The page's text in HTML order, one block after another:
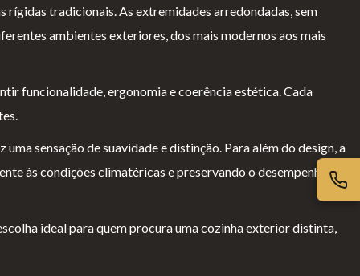
rígidas tradicionais. As extremidades arredondadas, sem
ambientes exteriores, dos mais modernos aos mais
funcionalidade, ergonomia e coerência estética. Cada
sensação de suavidade e distinção. Para além do design, a
às condições climatéricas e preservando o desempenho e a
ideal para quem procura uma cozinha exterior distinta,